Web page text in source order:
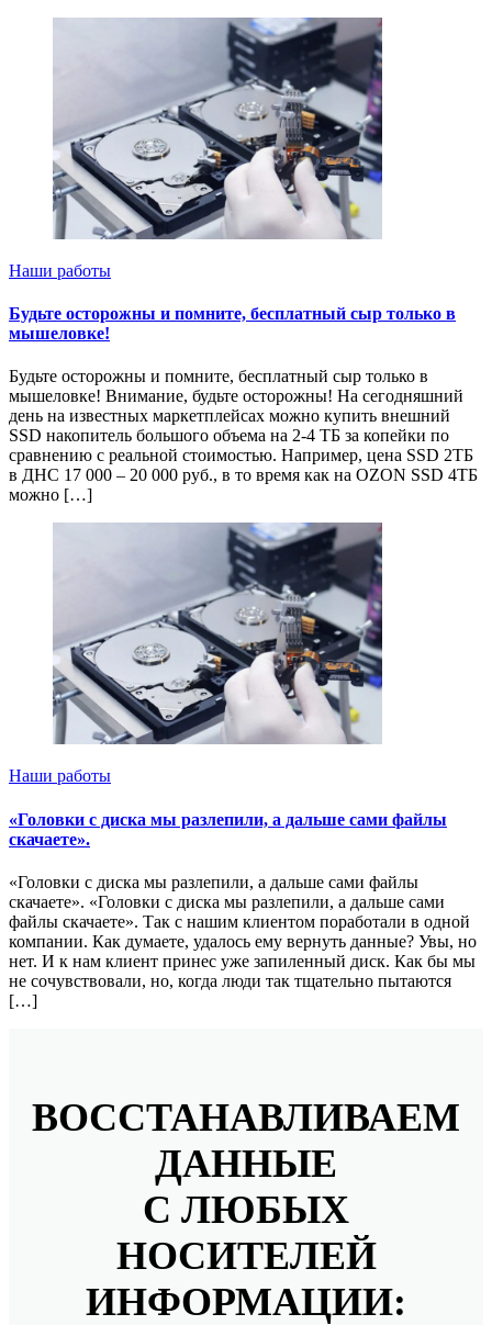
Наши работы
Будьте осторожны и помните, бесплатный сыр только в
мышеловке!
Будьте осторожны и помните, бесплатный сыр только в
мышеловке! Внимание, будьте осторожны! На сегодняшний
день на известных маркетплейсах можно купить внешний
SSD накопитель большого объема на 2-4 ТБ за копейки по
сравнению с реальной стоимостью. Например, цена SSD 2ТБ
в ДНС 17 000 – 20 000 руб., в то время как на OZON SSD 4ТБ
можно […]
Наши работы
«Головки с диска мы разлепили, а дальше сами файлы
скачаете».
«Головки с диска мы разлепили, а дальше сами файлы
скачаете». «Головки с диска мы разлепили, а дальше сами
файлы скачаете». Так с нашим клиентом поработали в одной
компании. Как думаете, удалось ему вернуть данные? Увы, но
нет. И к нам клиент принес уже запиленный диск. Как бы мы
не сочувствовали, но, когда люди так тщательно пытаются
[…]
ВОССТАНАВЛИВАЕМ
ДАННЫЕ
С ЛЮБЫХ
НОСИТЕЛЕЙ
ИНФОРМАЦИИ: